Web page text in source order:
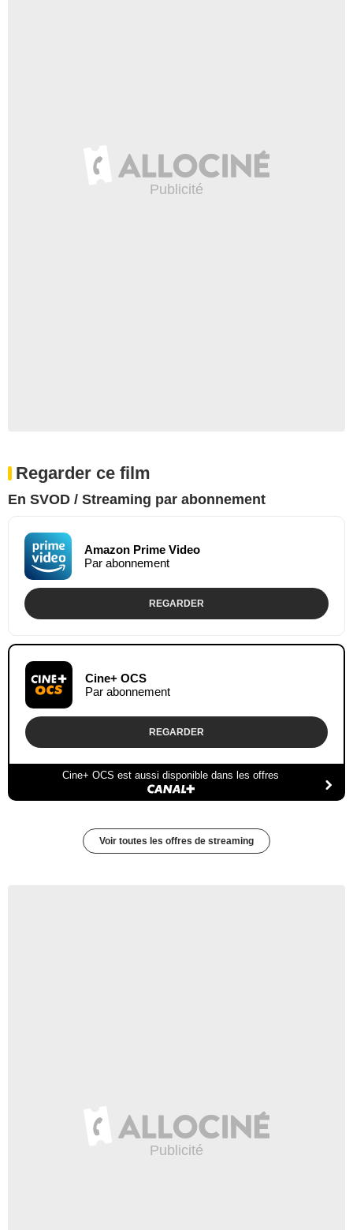
Regarder ce film
En SVOD / Streaming par abonnement
Amazon Prime Video
Par abonnement
REGARDER
Cine+ OCS
Par abonnement
REGARDER
Cine+ OCS est aussi disponible dans les offres
Voir toutes les offres de streaming